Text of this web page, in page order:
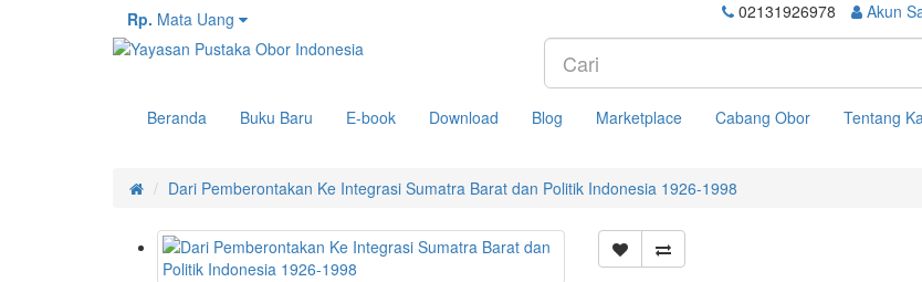
Rp. Mata Uang 02131926978 Akun
Beranda Buku Baru E-book Download Blog Marketplace Cabang Obor Tentang
Dari Pemberontakan Ke Integrasi Sumatra Barat dan Politik Indonesia 1926-1998